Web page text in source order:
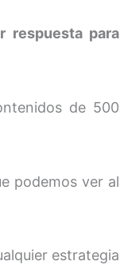
respuesta para
de 500
podemos ver al
estrategia